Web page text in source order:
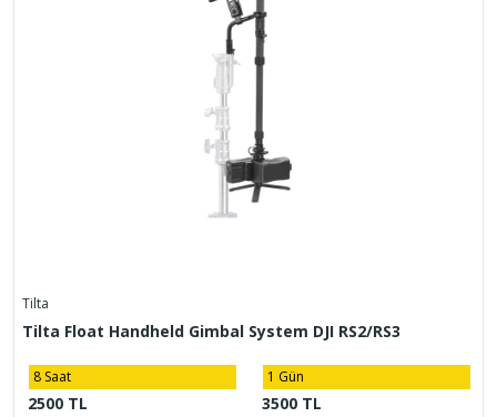
Tilta
Tilta Float Handheld Gimbal System DJI RS2/RS3
8 Saat
2500 TL
1 Gün
3500 TL